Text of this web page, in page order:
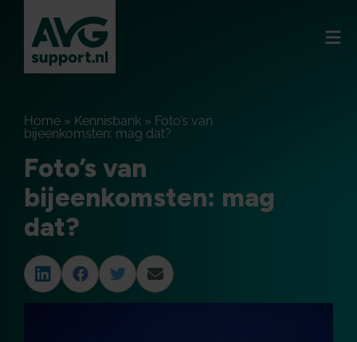
Home » Kennisbank » Foto’s van
bijeenkomsten: mag dat?
Foto’s van
bijeenkomsten: mag
dat?